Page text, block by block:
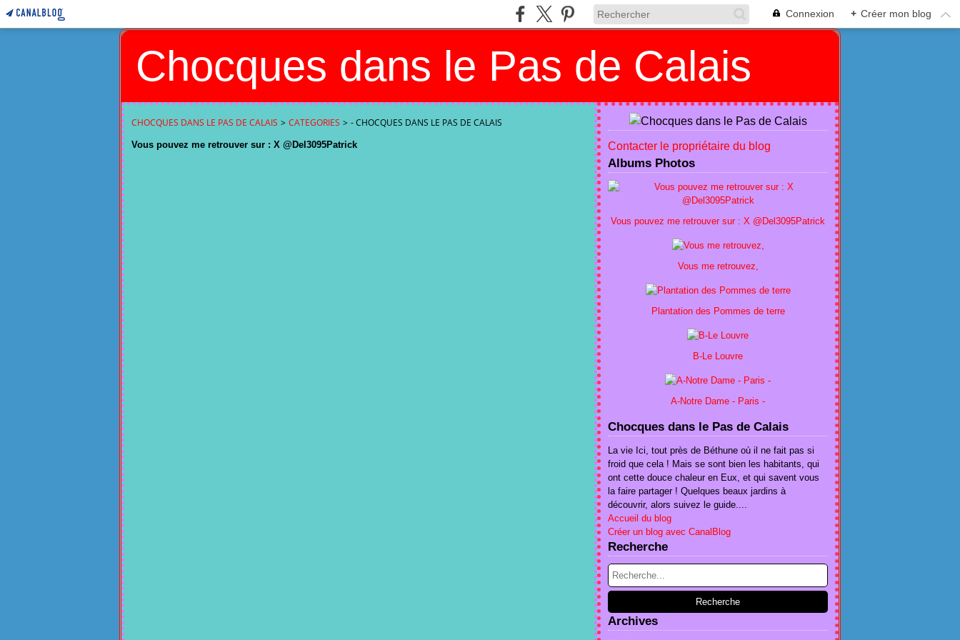
Connexion + Créer mon blog
Chocques dans le Pas de Calais
CHOCQUES DANS LE PAS DE CALAIS > CATEGORIES > - CHOCQUES DANS LE PAS DE CALAIS
Vous pouvez me retrouver sur : X @Del3095Patrick Contacter le propriétaire du blog
Albums Photos
Vous pouvez me retrouver sur : X @Del3095Patrick
Vous me retrouvez,
Plantation des Pommes de terre
B-Le Louvre
A-Notre Dame - Paris -
Chocques dans le Pas de Calais
La vie Ici, tout près de Béthune où il ne fait pas si
froid que cela ! Mais se sont bien les habitants, qui
ont cette douce chaleur en Eux, et qui savent vous
la faire partager ! Quelques beaux jardins à
découvrir, alors suivez le guide....
Accueil du blog
Créer un blog avec CanalBlog
Recherche
Archives